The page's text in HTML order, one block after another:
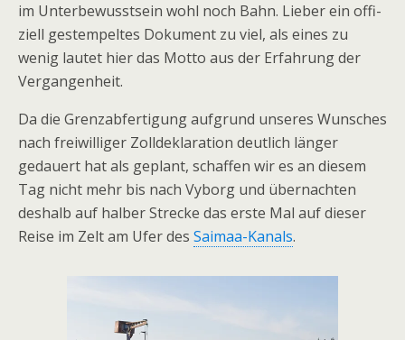
im Unter­be­wusst­sein wohl noch Bahn. Lie­ber ein offi­
zi­ell gestem­pel­tes Doku­ment zu viel, als eines zu
wenig lau­tet hier das Motto aus der Erfah­rung der
Vergangenheit.
Da die Grenz­ab­fer­ti­gung auf­grund unse­res Wun­sches
nach frei­wil­li­ger Zoll­de­kla­ra­tion deut­lich län­ger
gedau­ert hat als geplant, schaf­fen wir es an die­sem
Tag nicht mehr bis nach Vyborg und über­nach­ten
des­halb auf hal­ber Stre­cke das erste Mal auf die­ser
Reise im Zelt am Ufer des Sai­maa-Kanals.